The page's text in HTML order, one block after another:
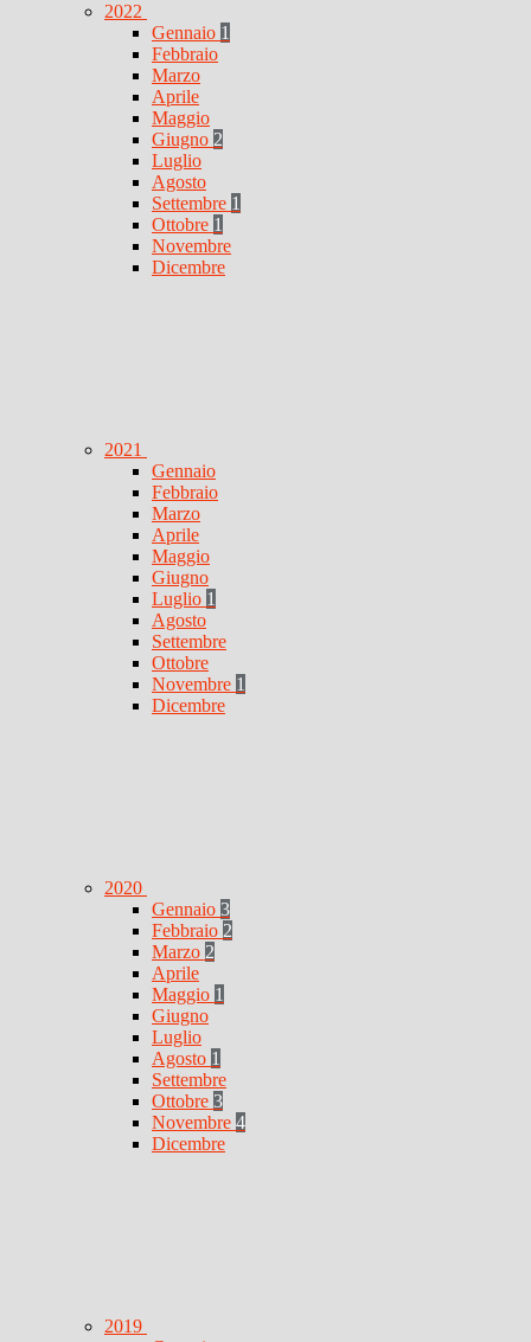
2022
Gennaio 1
Febbraio
Marzo
Aprile
Maggio
Giugno 2
Luglio
Agosto
Settembre 1
Ottobre 1
Novembre
Dicembre
2021
Gennaio
Febbraio
Marzo
Aprile
Maggio
Giugno
Luglio 1
Agosto
Settembre
Ottobre
Novembre 1
Dicembre
2020
Gennaio 3
Febbraio 2
Marzo 2
Aprile
Maggio 1
Giugno
Luglio
Agosto 1
Settembre
Ottobre 3
Novembre 4
Dicembre
2019